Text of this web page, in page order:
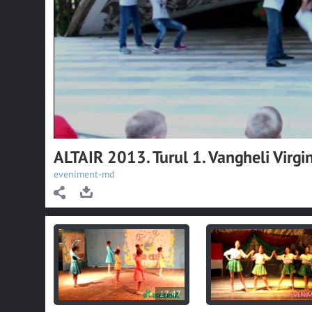
ALTAIR 2013. Turul 1. Vangheli
eveniment-md
17:47